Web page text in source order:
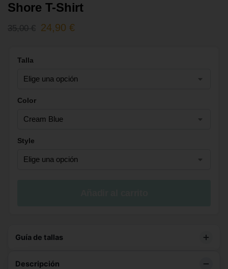
Shore T-Shirt
35,00€ 24,90 €
Talla
Color
Style
Guía de tallas
Descripción